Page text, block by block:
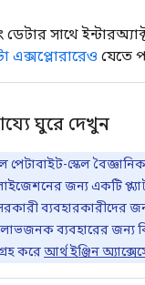
সাথে
এক্সপ্লোরারেও যেতে
ঘুরে দেখুন
পেটাবাইট-স্কেল
জন্য একটি
ব্যবহারকারীদের
ব্যবহারের জন্য
করেআর্থ ইঞ্জিন